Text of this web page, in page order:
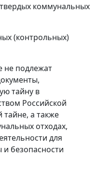
коммунальных
(контрольных)
не подлежат
тайну в
Российской
тайне, а также
отходах,
для
безопасности